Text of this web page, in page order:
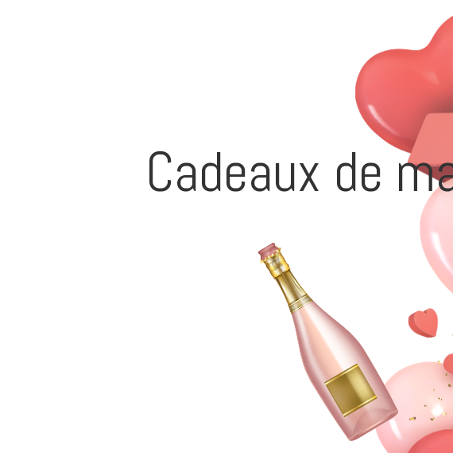
Cadeaux de